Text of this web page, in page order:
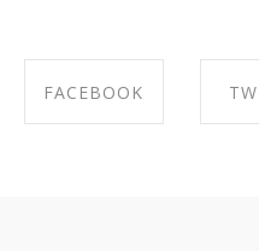
FACEBOOK